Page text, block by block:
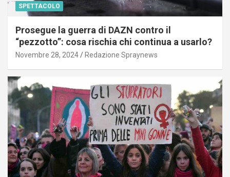
SPETTACOLO
Prosegue la guerra di DAZN contro il
“pezzotto”: cosa rischia chi continua a usarlo?
Novembre 28, 2024 Redazione Spraynews